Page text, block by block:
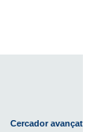
Cercador avançat